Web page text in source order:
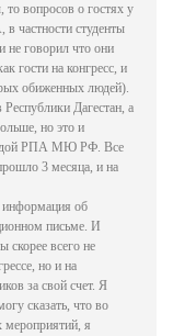
вопросов о гостях у
частности студенты
не говорил что они
гости на конгресс, и
обиженных людей).
Республики Дагестан, а
но это и
РПА МЮ РФ. Все
3 месяца, и на
информация об
письме. И
скорее всего не
но и на
за свой счет. Я
сказать, что во
мероприятий, я